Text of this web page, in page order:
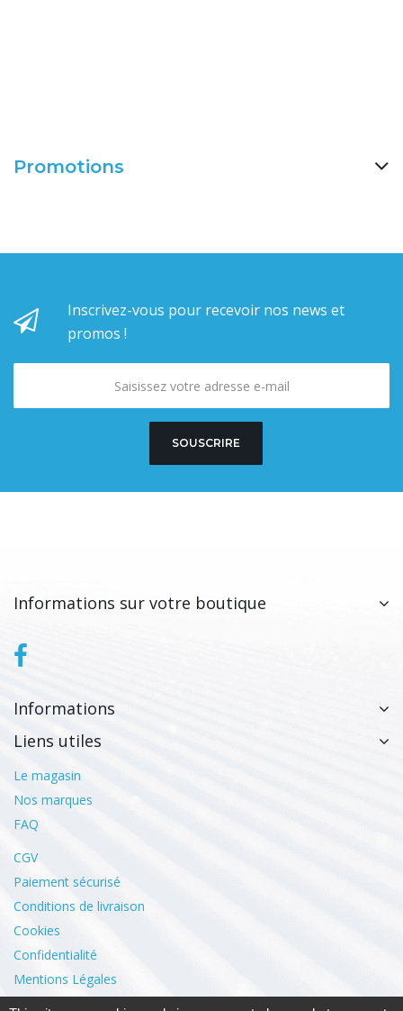
Promotions
Inscrivez-vous pour recevoir nos news et
promos !
SOUSCRIRE
Informations sur votre boutique
Informations
Liens utiles
Le magasin
Nos marques
FAQ
CGV
Paiement sécurisé
Conditions de livraison
Cookies
Confidentialité
Mentions Légales